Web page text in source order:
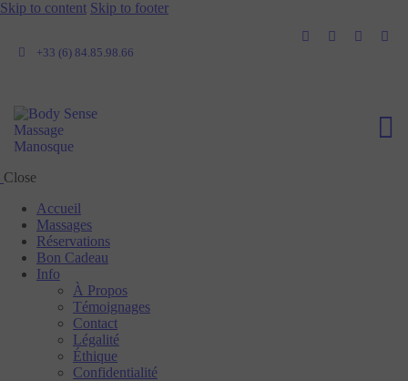
Skip to content Skip to footer
+33 (6) 84.85.98.66
Close
Accueil
Massages
Réservations
Bon Cadeau
Info
À Propos
Témoignages
Contact
Légalité
Éthique
Confidentialité